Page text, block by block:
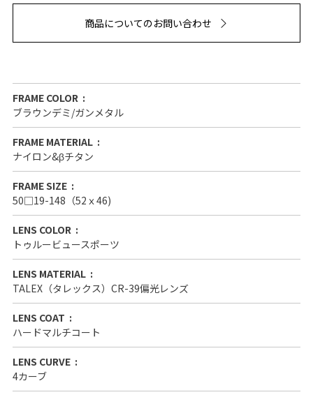
商品についてのお問い合わせ
FRAME COLOR
ブラウンデミ/ガンメタル
FRAME MATERIAL
ナイロン&βチタン
FRAME SIZE
50□19-148（52ｘ46)
LENS COLOR
トゥルービュースポーツ
LENS MATERIAL
TALEX（タレックス）CR-39偏光レンズ
LENS COAT
ハードマルチコート
LENS CURVE
4カーブ